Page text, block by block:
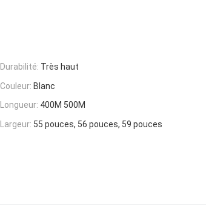
Durabilité: Très haut
Couleur: Blanc
Longueur: 400M 500M
Largeur: 55 pouces, 56 pouces, 59 pouces